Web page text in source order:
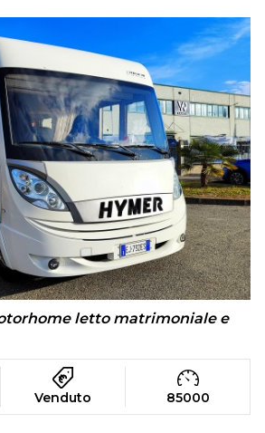
letto matrimoniale e
Venduto 85000